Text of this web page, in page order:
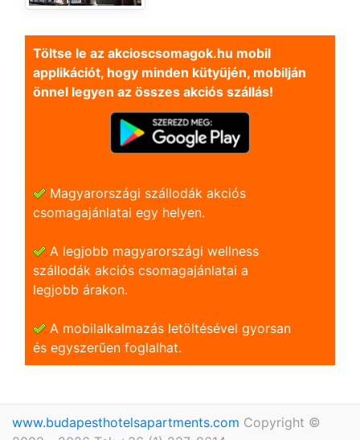
Töltse le az akcioscsomagok.hu mobil
applikációt, hogy minden kütyüjén, mobilján
önnel legyen az összes akciós szállás!
Magyarországi szállodák akciós
csomagajánlatai egy helyen.
A legjobb magyarországi wellness
szállodák akciós csomagajánlatai a
legjobb árakon.
A mobilalkalmazás letöltésével gyorsan
és egyszerũen foglalhat.
www.budapesthotelsapartments.com Copyright ©